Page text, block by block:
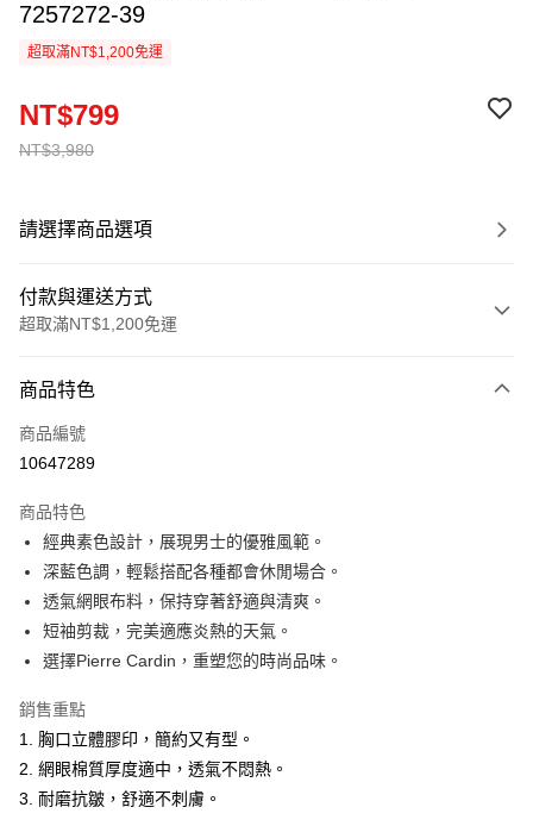
7257272-39
超取滿NT$1,200免運
NT$3,980
NT$799
請選擇商品選項
付款與運送方式
超取滿NT$1,200免運
信用卡一次付款
超商取貨付款
Apple Pay
悠遊付
Google Pay
ATM付款
全家取貨付款
每筆NT$60，滿NT$1,200(含以上)免運費
商品特色
商品編號
10647289
商品特色
經典素色設計，展現男士的優雅風範。
深藍色調，輕鬆搭配各種都會休閒場合。
透氣網眼布料，保持穿著舒適與清爽。
短袖剪裁，完美適應炎熱的天氣。
選擇Pierre Cardin，重塑您的時尚品味。
銷售重點
1. 胸口立體膠印，簡約又有型。
2. 網眼棉質厚度適中，透氣不悶熱。
3. 耐磨抗皺，舒適不刺膚。